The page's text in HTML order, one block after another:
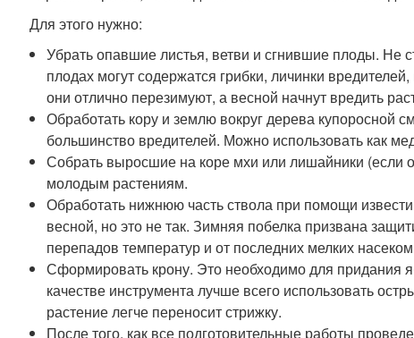
Для этого нужно:
Убрать опавшие листья, ветви и сгнившие плоды. Не
плодах могут содержатся грибки, личинки
они отлично перезимуют, а весной начнут вредить
Обработать кору и землю вокруг дерева купоросной
большинство вредителей. Можно использовать как
Собрать выросшие на коре мхи или лишайники (если
молодым растениям.
Обработать нижнюю часть ствола при помощи
весной, но это не так. Зимняя побелка призвана
перепадов температур и от последних мелких
Сформировать крону. Это необходимо для придания
качестве инструмента лучше всего использовать
растение легче переносит стрижку.
После того, как все подготовительные работы